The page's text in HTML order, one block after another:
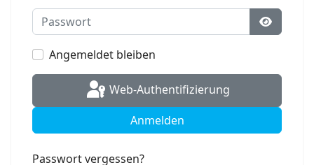
Passwort
Angemeldet bleiben
Web-Authentifizierung
Anmelden
Passwort vergessen?